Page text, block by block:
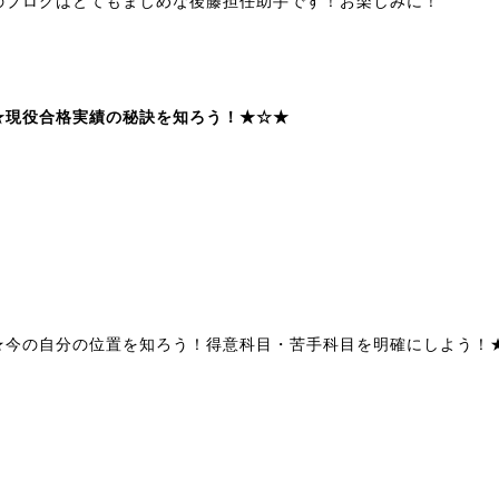
役合格実績の秘訣を知ろう！★☆★
の自分の位置を知ろう！得意科目・苦手科目を明確にしよう